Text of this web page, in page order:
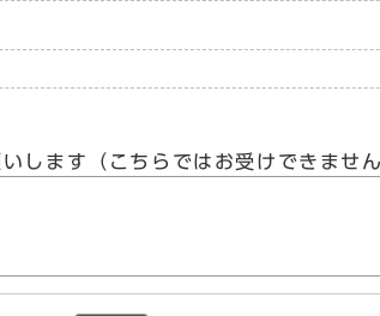
します（こちらではお受けできませ